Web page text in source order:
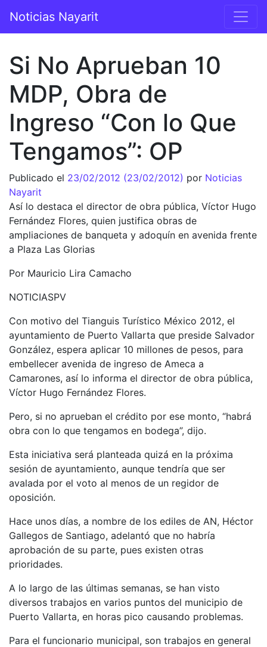
Navegación principal
Noticias Nayarit
Si No Aprueban 10
MDP, Obra de
Ingreso “Con lo Que
Tengamos”: OP
Publicado el 23/02/2012 (23/02/2012) por Noticias
Nayarit
Así lo destaca el director de obra pública, Víctor Hugo
Fernández Flores, quien justifica obras de
ampliaciones de banqueta y adoquín en avenida frente
a Plaza Las Glorias
Por Mauricio Lira Camacho
NOTICIASPV
Con motivo del Tianguis Turístico México 2012, el
ayuntamiento de Puerto Vallarta que preside Salvador
González, espera aplicar 10 millones de pesos, para
embellecer avenida de ingreso de Ameca a
Camarones, así lo informa el director de obra pública,
Víctor Hugo Fernández Flores.
Pero, si no aprueban el crédito por ese monto, “habrá
obra con lo que tengamos en bodega”, dijo.
Esta iniciativa será planteada quizá en la próxima
sesión de ayuntamiento, aunque tendría que ser
avalada por el voto al menos de un regidor de
oposición.
Hace unos días, a nombre de los ediles de AN, Héctor
Gallegos de Santiago, adelantó que no habría
aprobación de su parte, pues existen otras
prioridades.
A lo largo de las últimas semanas, se han visto
diversos trabajos en varios puntos del municipio de
Puerto Vallarta, en horas pico causando problemas.
Para el funcionario municipal, son trabajos en general